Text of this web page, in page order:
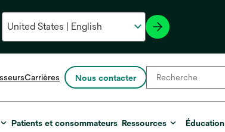
s’ouvre
un
onglet
Carrières Nous contacter
Patients et consommateurs Ressources Éducation